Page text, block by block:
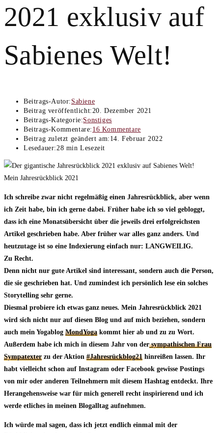
2021 exklusiv auf
Sabienes Welt!
Beitrags-Autor: Sabiene
Beitrag veröffentlicht:20. Dezember 2021
Beitrags-Kategorie:Sonstiges
Beitrags-Kommentare: 16 Kommentare
Beitrag zuletzt geändert am: 14. Februar 2022
Lesedauer:28 min Lesezeit
Mein Jahresrückblick 2021
Ich schreibe zwar nicht regelmäßig einen Jahresrückblick, aber wenn
ich Zeit habe, bin ich gerne dabei. Früher habe ich so viel gebloggt,
dass ich eine Monatsübersicht über die jeweils drei erfolgreichsten
Artikel geschrieben habe. Aber früher war alles ganz anders. Und
heutzutage ist so eine Indexierung einfach nur: LANGWEILIG.
Zu Recht.
Denn nicht nur gute Artikel sind interessant, sondern auch die Person,
die sie geschrieben hat. Und zumindest ich persönlich lese ein solches
Storytelling sehr gerne.
Diesmal probiere ich etwas ganz neues. Mein Jahresrückblick 2021
wird sich nicht nur auf diesen Blog und auf mich beziehen, sondern
auch mein Yogablog MondYoga kommt hier ab und zu zu Wort.
Außerdem habe ich mich in diesem Jahr von dersympathischen Frau
Sympatexter zu der Aktion #Jahresrückblog21 hinreißen lassen. Ihr
habt vielleicht schon auf Instagram oder Facebook gewisse Postings
von mir oder anderen Teilnehmern mit diesem Hashtag entdeckt. Ihre
Herangehensweise war für mich generell recht inspirierend und ich
werde etliches in meinen Blogalltag aufnehmen.
Ich würde mal sagen, dass ich jetzt endlich einmal mit der